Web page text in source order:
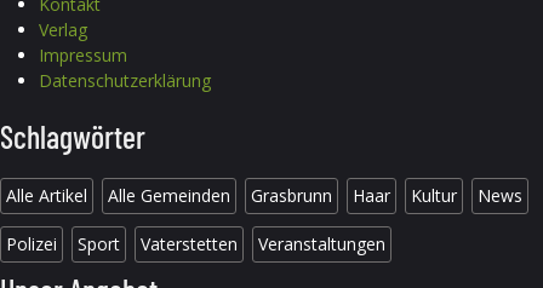
Verlag
Impressum
Datenschutzerklärung
Schlagwörter
Alle Artikel Alle Gemeinden Grasbrunn Haar Kultur News
Polizei Sport Vaterstetten Veranstaltungen